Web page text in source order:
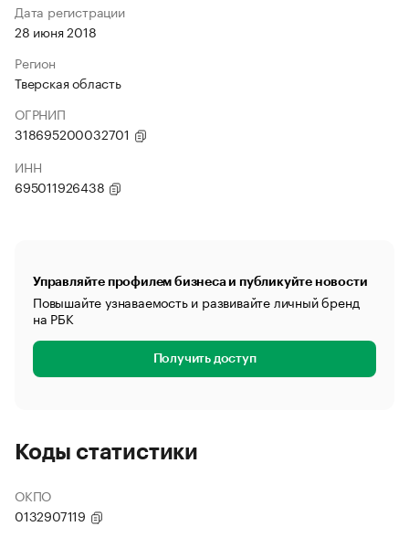
Дата регистрации
28 июня 2018
Регион
Тверская область
ОГРНИП
318695200032701
ИНН
695011926438
Управляйте профилем бизнеса и публикуйте новости
Повышайте узнаваемость и развивайте личный бренд
на РБК
Получить доступ
Коды статистики
ОКПО
0132907119